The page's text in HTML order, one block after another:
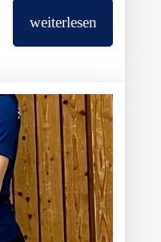
weiterlesen